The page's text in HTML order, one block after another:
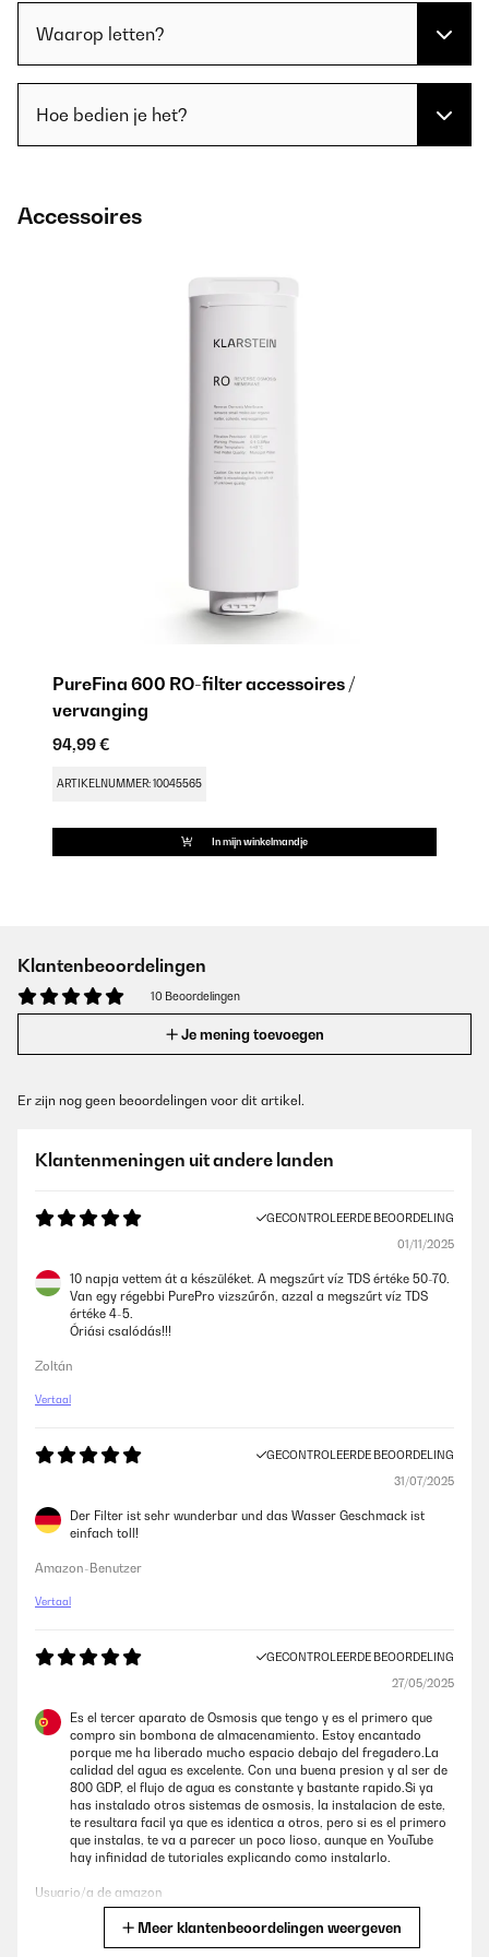
Waarop letten?
Hoe bedien je het?
Accessoires
PureFina 600 RO-filter accessoires /
vervanging
94,99 €
ARTIKELNUMMER: 10045565
In mijn winkelmandje
Klantenbeoordelingen
10 Beoordelingen
Je mening toevoegen
Er zijn nog geen beoordelingen voor dit artikel.
Klantenmeningen uit andere landen
GECONTROLEERDE BEOORDELING
01/11/2025
10 napja vettem át a készüléket. A megszűrt víz TDS értéke 50-70.
Van egy régebbi PurePro vizszűrőn, azzal a megszűrt víz TDS
értéke 4-5.
Óriási csalódás!!!
Zoltán
Vertaal
GECONTROLEERDE BEOORDELING
31/07/2025
Der Filter ist sehr wunderbar und das Wasser Geschmack ist
einfach toll!
Amazon-Benutzer
Vertaal
GECONTROLEERDE BEOORDELING
27/05/2025
Es el tercer aparato de Osmosis que tengo y es el primero que
compro sin bombona de almacenamiento. Estoy encantado
porque me ha liberado mucho espacio debajo del fregadero.La
calidad del agua es excelente. Con una buena presion y al ser de
800 GDP, el flujo de agua es constante y bastante rapido.Si ya
has instalado otros sistemas de osmosis, la instalacion de este,
te resultara facil ya que es identica a otros, pero si es el primero
que instalas, te va a parecer un poco lioso, aunque en YouTube
hay infinidad de tutoriales explicando como instalarlo.
Usuario/a de amazon
Meer klantenbeoordelingen weergeven